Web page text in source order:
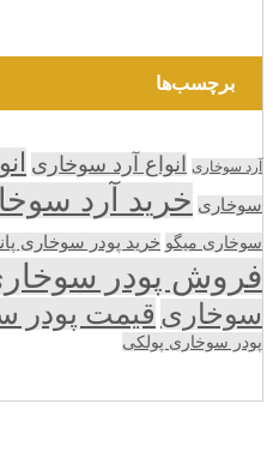
برچسب‌ها
آرد سوخاری انواع آرد سوخاری
سوخاری خرید آرد
سوخاری میگو خرید پودر سوخاری
فروش پودر
سوخاری قیمت پودر
پودر سوخاری پولکی